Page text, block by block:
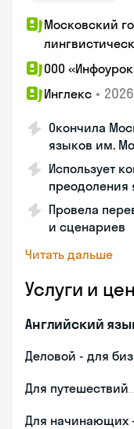
Московский
ООО
Инглекс •
Окончила
языков им.
Использует
преодоления
Провела
и сценариев
Читать дальше
Услуги и
Английский
Деловой - для
Для путешествий
Для начинающих